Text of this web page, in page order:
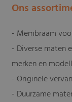
Ons
- Membraam
- Diverse maten
merken en
- Originele
- Duurzame